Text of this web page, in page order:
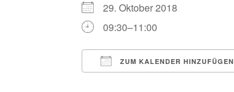
29. Oktober 2018
09:30–11:00
ZUM KALENDER HINZUFÜGEN